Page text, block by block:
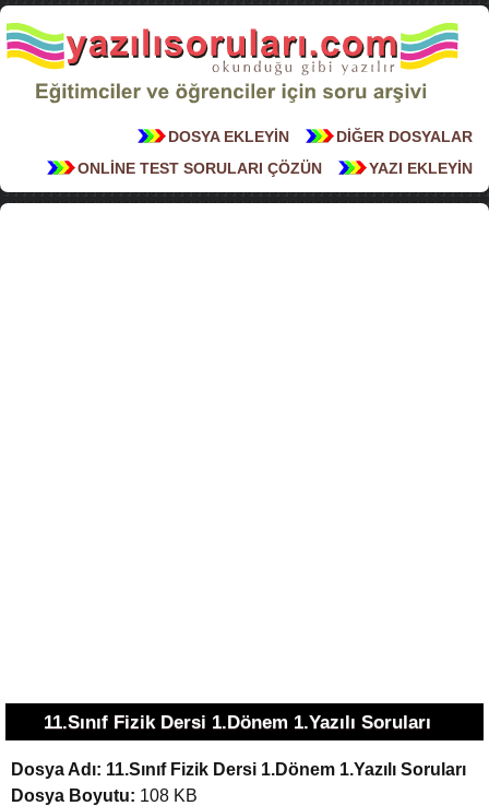
DİĞER DOSYALAR
DOSYA EKLEYİN
YAZI EKLEYİN
ONLİNE TEST SORULARI ÇÖZÜN
11.Sınıf Fizik Dersi 1.Dönem 1.Yazılı Soruları
Dosya Adı: 11.Sınıf Fizik Dersi 1.Dönem 1.Yazılı Soruları
Dosya Boyutu: 108 KB